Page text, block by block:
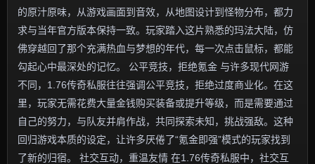
的原汁原味，从游戏画面到音效，从地图设计到怪物分布，都力
求与当年官方版本保持一致。玩家踏入这片熟悉的玛法大陆，仿
佛穿越回了那个充满热血与梦想的年代，每一次点击鼠标，都能
勾起心中最深处的记忆。 公平竞技，拒绝氪金 与许多现代网游
不同，1.76传奇私服往往强调公平竞技，拒绝过度商业化。在这
里，玩家无需花费大量金钱购买装备或提升等级，而是需要通过
自己的努力，与队友并肩作战，共同探索未知，挑战强敌。这种
回归游戏本质的设定，让许多厌倦了“氪金即强”模式的玩家找到
了新的归宿。 社交互动，重温友情 在1.76传奇私服中，社交互